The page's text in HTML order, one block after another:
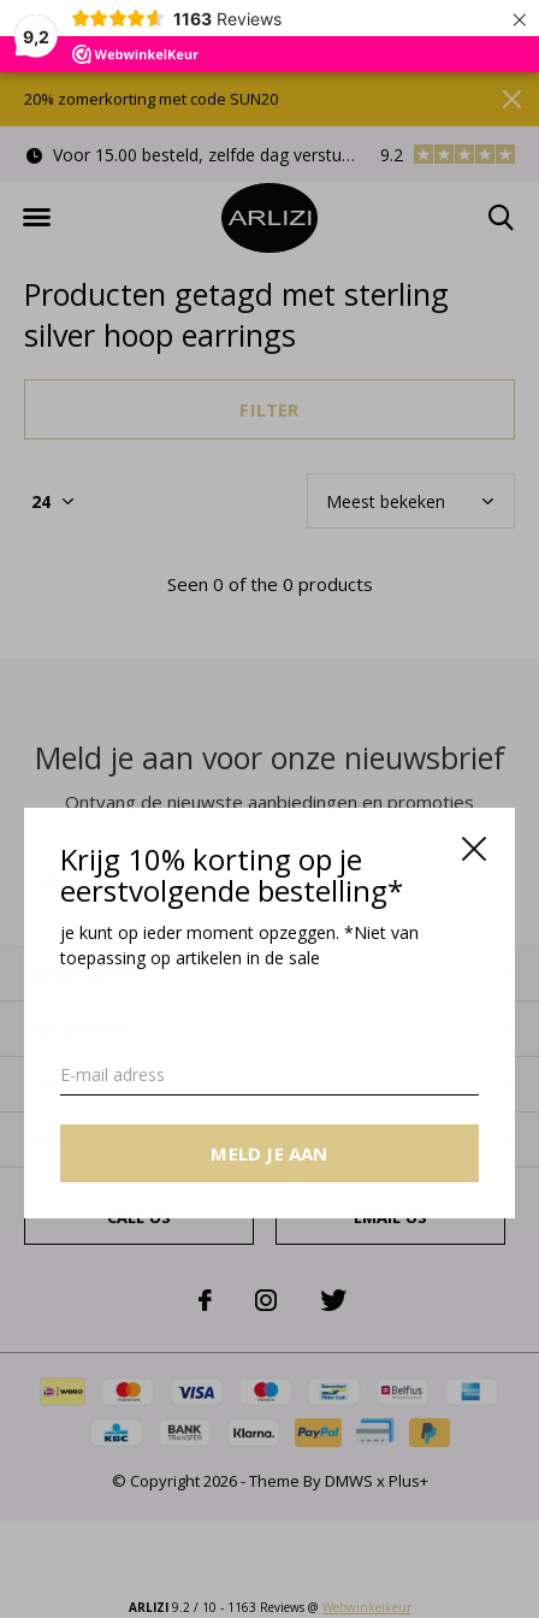
9,2
1163 Reviews ×
Krijg 10% korting op je
eerstvolgende bestelling*
je kunt op ieder moment opzeggen. *Niet van
toepassing op artikelen in de sale
MELD JE AAN
Voor 15.00 besteld, zelfde dag verstuurd Gratis
9.2
20% zomerkorting met code SUN20
Producten getagd met sterling
silver hoop earrings
FILTER
Seen 0 of the 0 products
Meld je aan voor onze nieuwsbrief
Ontvang de nieuwste aanbiedingen en promoties
MELD JE AAN
Klantenservice
Categorieën
CALL US EMAIL US
© Copyright2026- Theme ByDMWS xPlus+
ARLIZI9.2/ 10 - 1163 Reviews @ Webwinkelkeur